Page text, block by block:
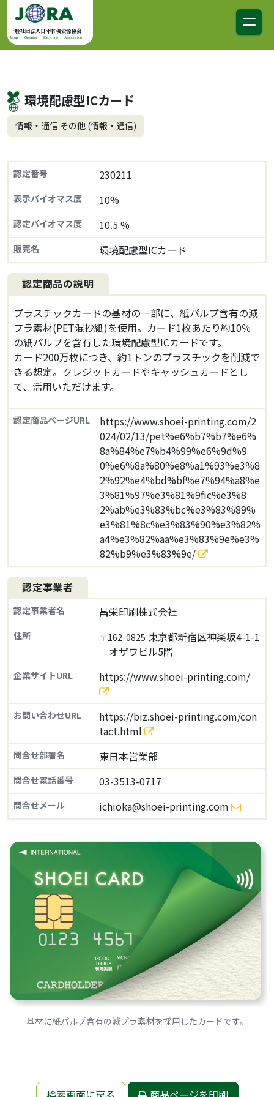
コンテンツへスキップ
メインナビゲーション
一般社団法人日本有機資源協会
Japan Organics Recycling Association
環境配慮型ICカード
情報・通信 その他 (情報・通信)
認定番号 230211
表示バイオマス度 10%
認定バイオマス度 10.5 %
販売名 環境配慮型ICカード
認定商品の説明
プラスチックカードの基材の一部に、紙パルプ含有の減
プラ素材(PET混抄紙)を使用。カード1枚あたり約10％
の紙パルプを含有した環境配慮型ICカードです。
カード200万枚につき、約1トンのプラスチックを削減で
きる想定。クレジットカードやキャッシュカードとし
て、活用いただけます。
認定商品ページURL
https://www.shoei-printing.com/2
024/02/13/pet%e6%b7%b7%e6%
8a%84%e7%b4%99%e6%9d%9
0%e6%8a%80%e8%a1%93%e3%8
2%92%e4%bd%bf%e7%94%a8%e
3%81%97%e3%81%9fic%e3%8
2%ab%e3%83%bc%e3%83%89%
e3%81%8c%e3%83%90%e3%82%
a4%e3%82%aa%e3%83%9e%e3%
82%b9%e3%83%9e/
認定事業者
認定事業者名 昌栄印刷株式会社
住所 〒162-0825 東京都新宿区神楽坂4-1-1
オザワビル5階
企業サイトURL https://www.shoei-printing.com/
お問い合わせURL
https://biz.shoei-printing.com/con
tact.html
問合せ部署名 東日本営業部
問合せ電話番号 03-3513-0717
問合せメール ichioka@shoei-printing.com
基材に紙パルプ含有の減プラ素材を採用したカードです。